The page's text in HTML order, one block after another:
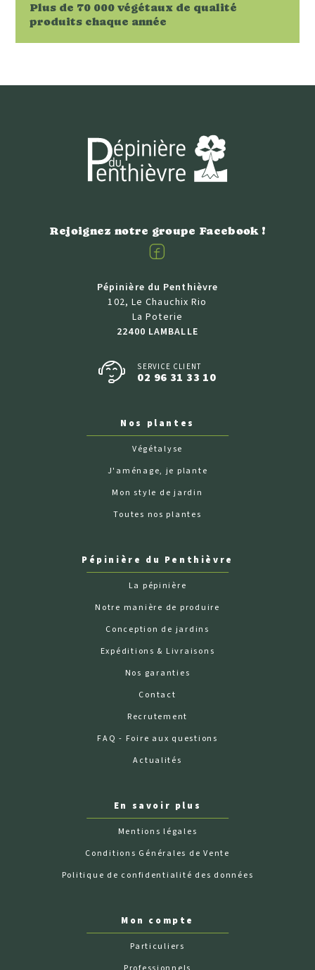
Plus de 70 000 végétaux de qualité
produits chaque année
Rejoignez notre groupe Facebook !
Facebook
Pépinière du Penthièvre
102, Le Chauchix Rio
La Poterie
22400 LAMBALLE
SERVICE CLIENT
02 96 31 33 10
Nos plantes
Végétalyse
J'aménage, je plante
Mon style de jardin
Toutes nos plantes
Pépinière du Penthièvre
La pépinière
Notre manière de produire
Conception de jardins
Expéditions & Livraisons
Nos garanties
Contact
Recrutement
FAQ - Foire aux questions
Actualités
En savoir plus
Mentions légales
Conditions Générales de Vente
Politique de confidentialité des données
Mon compte
Particuliers